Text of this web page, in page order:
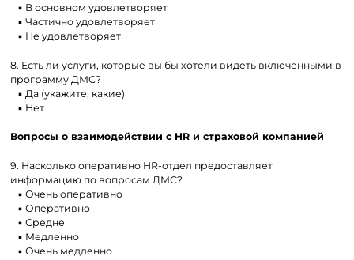
▪ В основном удовлетворяет
▪ Частично удовлетворяет
▪ Не удовлетворяет
8. Есть ли услуги, которые вы бы хотели видеть включёнными в
программу ДМС?
▪ Да (укажите, какие)
▪ Нет
Вопросы о взаимодействии с HR и страховой компанией
9. Насколько оперативно HR-отдел предоставляет
информацию по вопросам ДМС?
▪ Очень оперативно
▪ Оперативно
▪ Средне
▪ Медленно
▪ Очень медленно